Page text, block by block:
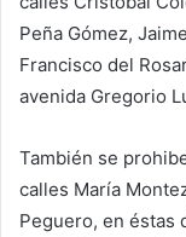
Peña Gómez,
Francisco del
avenida Gregorio
También se
calles María
Peguero, en éstas